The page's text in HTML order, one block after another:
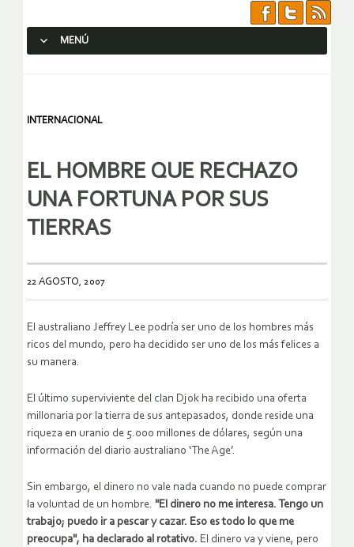
MENÚ
INTERNACIONAL
EL HOMBRE QUE RECHAZO
UNA FORTUNA POR SUS
TIERRAS
22 AGOSTO, 2007
El australiano Jeffrey Lee podría ser uno de los hombres más
ricos del mundo, pero ha decidido ser uno de los más felices a
su manera.
El último superviviente del clan Djok ha recibido una oferta
millonaria por la tierra de sus antepasados, donde reside una
riqueza en uranio de 5.000 millones de dólares, según una
información del diario australiano ‘The Age’.
Sin embargo, el dinero no vale nada cuando no puede comprar
la voluntad de un hombre. "El dinero no me interesa. Tengo un
trabajo; puedo ir a pescar y cazar. Eso es todo lo que me
preocupa", ha declarado al rotativo. El dinero va y viene, pero